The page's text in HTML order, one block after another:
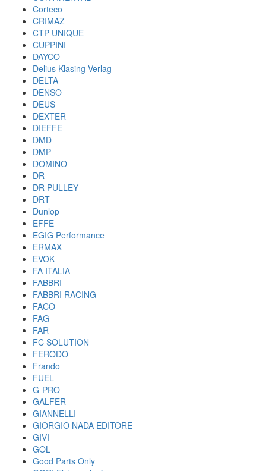
Corteco
CRIMAZ
CTP UNIQUE
CUPPINI
DAYCO
Delius Klasing Verlag
DELTA
DENSO
DEUS
DEXTER
DIEFFE
DMD
DMP
DOMINO
DR
DR PULLEY
DRT
Dunlop
EFFE
EGIG Performance
ERMAX
EVOK
FA ITALIA
FABBRI
FABBRI RACING
FACO
FAG
FAR
FC SOLUTION
FERODO
Frando
FUEL
G-PRO
GALFER
GIANNELLI
GIORGIO NADA EDITORE
GIVI
GOL
Good Parts Only